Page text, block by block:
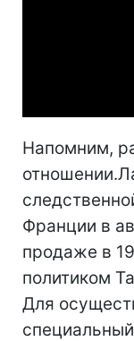
Напомним,
Франции в
продаже в
политиком
Для